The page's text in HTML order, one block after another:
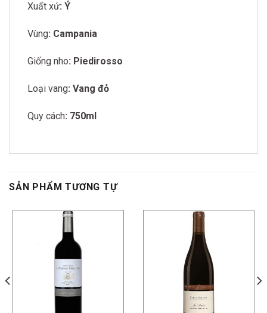
Xuất xứ: Ý
Vùng: Campania
Giống nho: Piedirosso
Loại vang: Vang đỏ
Quy cách: 750ml
SẢN PHẨM TƯƠNG TỰ